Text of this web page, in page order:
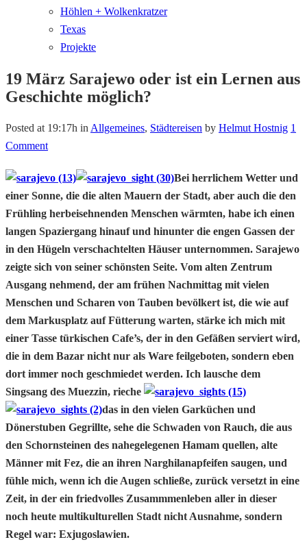
Höhlen + Wolkenkratzer
Texas
Projekte
19 März Sarajewo oder ist ein Lernen aus
Geschichte möglich?
Posted at 19:17h in Allgemeines, Städtereisen by Helmut Hostnig 1
Comment
Bei herrlichem Wetter und
einer Sonne, die die alten Mauern der Stadt, aber auch die den
Frühling herbeisehnenden Menschen wärmten, habe ich einen
langen Spaziergang hinauf und hinunter die engen Gassen der
in den Hügeln verschachtelten Häuser unternommen. Sarajewo
zeigte sich von seiner schönsten Seite. Vom alten Zentrum
Ausgang nehmend, der am frühen Nachmittag mit vielen
Menschen und Scharen von Tauben bevölkert ist, die wie auf
dem Markusplatz auf Fütterung warten, stärke ich mich mit
einer Tasse türkischen Cafe’s, der in den Gefäßen serviert wird,
die in dem Bazar nicht nur als Ware feilgeboten, sondern eben
dort immer noch geschmiedet werden. Ich lausche dem
Singsang des Muezzin, rieche
das in den vielen Garküchen und
Dönerstuben Gegrillte, sehe die Schwaden von Rauch, die aus
den Schornsteinen des nahegelegenen Hamam quellen, alte
Männer mit Fez, die an ihren Narghilanapfeifen saugen, und
fühle mich, wenn ich die Augen schließe, zurück versetzt in eine
Zeit, in der ein friedvolles Zusammmenleben aller in dieser
noch heute multikulturellen Stadt nicht Ausnahme, sondern
Regel war: Exjugoslawien.